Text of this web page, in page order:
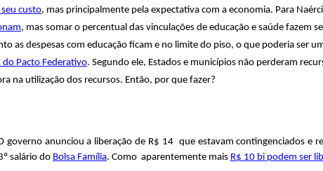
custo, mas principalmente pela expectativa com a economia. Para
, mas somar o percentual das vinculações de educação e saúde
as despesas com educação ficam e no limite do piso, o que poderia ser
do Pacto Federativo. Segundo ele, Estados e municípios não perderam
na utilização dos recursos. Então, por que fazer?
governo anunciou a liberação de R$ 14 que estavam contingenciados
salário do Bolsa Família. Como aparentemente mais R$ 10 bi podem ser